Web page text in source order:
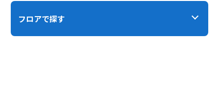
フロアで探す